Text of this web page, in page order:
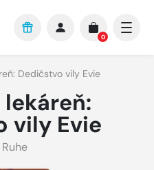
0
Dedičstvo vily Evie
vily Evie